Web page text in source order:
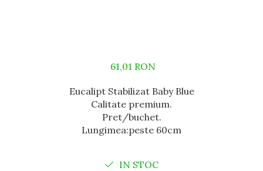
61,01 RON
Eucalipt Stabilizat Baby Blue
Calitate premium.
Pret/buchet.
Lungimea:peste 60cm
IN STOC